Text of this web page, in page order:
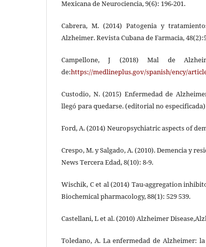
Mexicana de Neurociencia, 9(6): 196-201.
Cabrera, M. (2014) Patogenia y
Alzheimer. Revista Cubana de Farmacia,
Campellone, J (2018) Mal de
de:https://medlineplus.gov/spanish/ency/
Custodio, N. (2015) Enfermedad de
llegó para quedarse. (editorial no
Ford, A. (2014) Neuropsychiatric aspects of
Crespo, M. y Salgado, A. (2010). Demencia y
News Tercera Edad, 8(10): 8-9.
Wischik, C et al (2014) Tau-aggregation
Biochemical pharmacology, 88(1): 529 539.
Castellani, L et al. (2010) Alzheimer
Toledano, A. La enfermedad de Alzheimer: